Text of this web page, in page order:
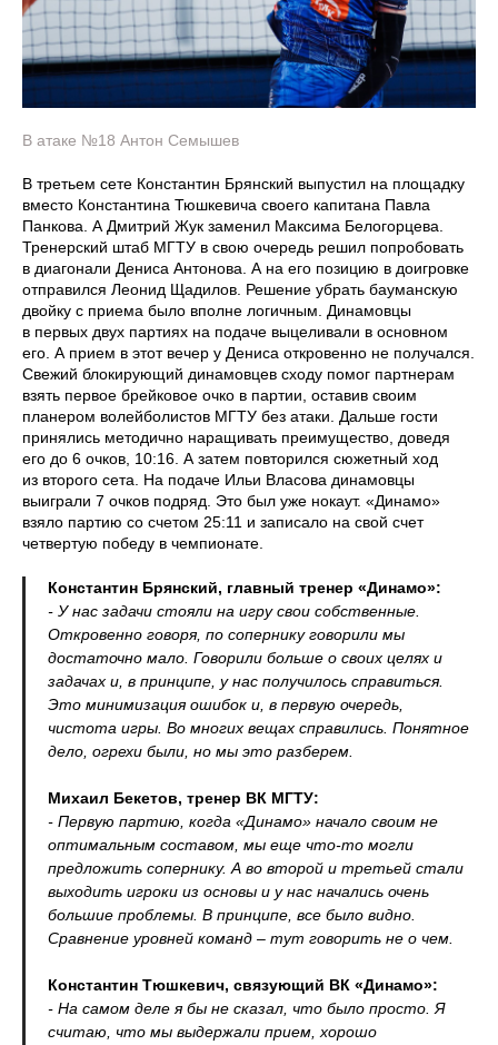
В атаке №18 Антон Семышев
В третьем сете Константин Брянский выпустил на площадку
вместо Константина Тюшкевича своего капитана Павла
Панкова. А Дмитрий Жук заменил Максима Белогорцева.
Тренерский штаб МГТУ в свою очередь решил попробовать
в диагонали Дениса Антонова. А на его позицию в доигровке
отправился Леонид Щадилов. Решение убрать бауманскую
двойку с приема было вполне логичным. Динамовцы
в первых двух партиях на подаче выцеливали в основном
его. А прием в этот вечер у Дениса откровенно не получался.
Свежий блокирующий динамовцев сходу помог партнерам
взять первое брейковое очко в партии, оставив своим
планером волейболистов МГТУ без атаки. Дальше гости
принялись методично наращивать преимущество, доведя
его до 6 очков, 10:16. А затем повторился сюжетный ход
из второго сета. На подаче Ильи Власова динамовцы
выиграли 7 очков подряд. Это был уже нокаут. «Динамо»
взяло партию со счетом 25:11 и записало на свой счет
четвертую победу в чемпионате.
Константин Брянский, главный тренер «Динамо»:
- У нас задачи стояли на игру свои собственные.
Откровенно говоря, по сопернику говорили мы
достаточно мало. Говорили больше о своих целях и
задачах и, в принципе, у нас получилось справиться.
Это минимизация ошибок и, в первую очередь,
чистота игры. Во многих вещах справились. Понятное
дело, огрехи были, но мы это разберем.
Михаил Бекетов, тренер ВК МГТУ:
- Первую партию, когда «Динамо» начало своим не
оптимальным составом, мы еще что-то могли
предложить сопернику. А во второй и третьей стали
выходить игроки из основы и у нас начались очень
большие проблемы. В принципе, все было видно.
Сравнение уровней команд – тут говорить не о чем.
Константин Тюшкевич, связующий ВК «Динамо»:
- На самом деле я бы не сказал, что было просто. Я
считаю, что мы выдержали прием, хорошо